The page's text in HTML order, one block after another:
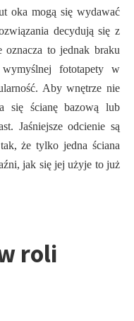
oka mogą się wydawać
decydują się z
oznacza to jednak braku
fototapety w
Aby wnętrze nie
się ścianę bazową lub
Jaśniejsze odcienie są
że tylko jedna ściana
jak się jej użyje to już
roli